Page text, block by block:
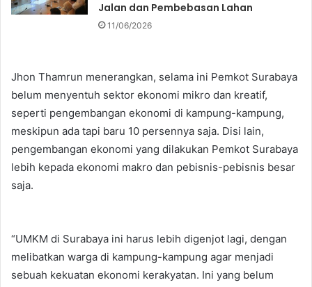
Jalan dan Pembebasan Lahan
11/06/2026
Jhon Thamrun menerangkan, selama ini Pemkot Surabaya
belum menyentuh sektor ekonomi mikro dan kreatif,
seperti pengembangan ekonomi di kampung-kampung,
meskipun ada tapi baru 10 persennya saja. Disi lain,
pengembangan ekonomi yang dilakukan Pemkot Surabaya
lebih kepada ekonomi makro dan pebisnis-pebisnis besar
saja.
“UMKM di Surabaya ini harus lebih digenjot lagi, dengan
melibatkan warga di kampung-kampung agar menjadi
sebuah kekuatan ekonomi kerakyatan. Ini yang belum